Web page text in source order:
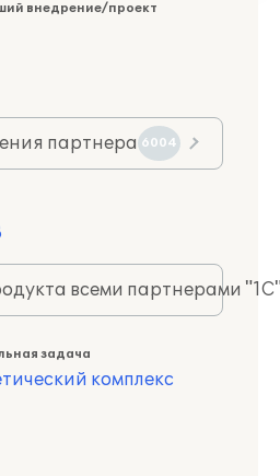
внедрение/проект
партнера 6004
всеми партнерами
задача
комплекс